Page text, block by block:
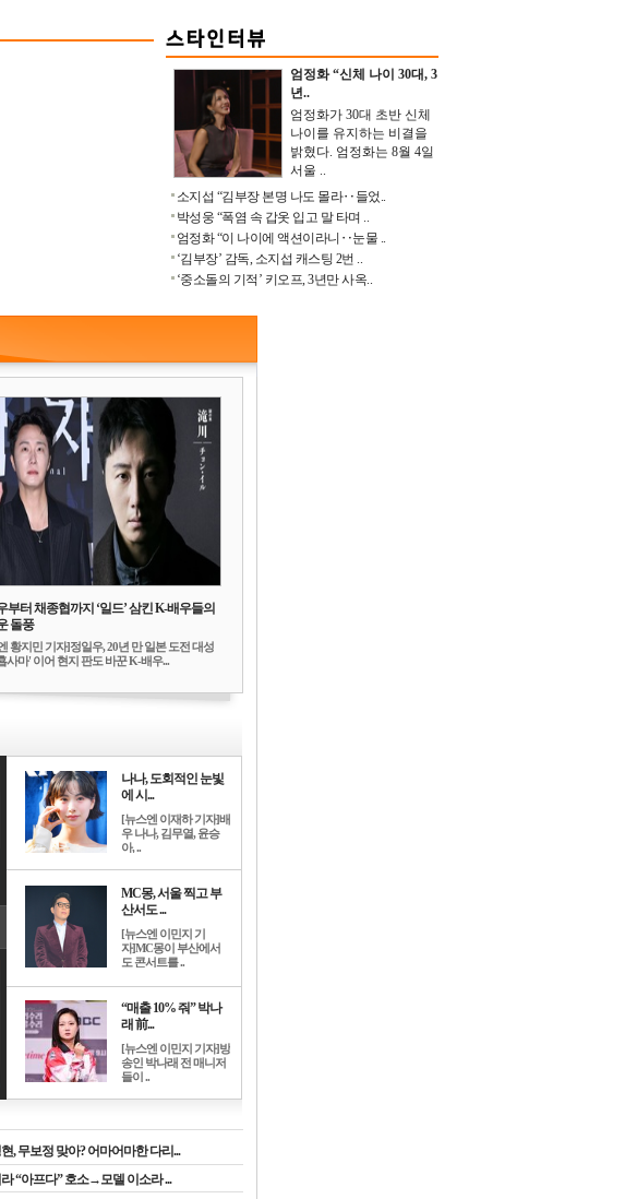
엄정화 “신체 나이 30대, 3
년..
엄정화가 30대 초반 신체
나이를 유지하는 비결을
밝혔다. 엄정화는 8월 4일
서울 ..
소지섭 “김부장 본명 나도 몰라‥들었..
박성웅 “폭염 속 갑옷 입고 말 타며 ..
엄정화 “이 나이에 액션이라니‥눈물 ..
‘김부장’ 감독, 소지섭 캐스팅 2번 ..
‘중소돌의 기적’ 키오프, 3년만 사옥..
부터 채종협까지 ‘일드’ 삼킨 K-배우들의
돌풍
황지민 기자]정일우, 20년 만 일본 도전 대성
마' 이어 현지 판도 바꾼 K-배우...
나나, 도회적인 눈빛
에 시...
[뉴스엔 이재하 기자]배
우 나나, 김무열, 윤승
아, ..
MC몽, 서울 찍고 부
산서도 ...
[뉴스엔 이민지 기
자]MC몽이 부산에서
도 콘서트를 ..
“매출 10% 줘” 박나
래 前...
[뉴스엔 이민지 기자]방
송인 박나래 전 매니저
들이 ..
, 무보정 맞아? 어마어마한 다리...
“아프다” 호소→모델 이소라 ...